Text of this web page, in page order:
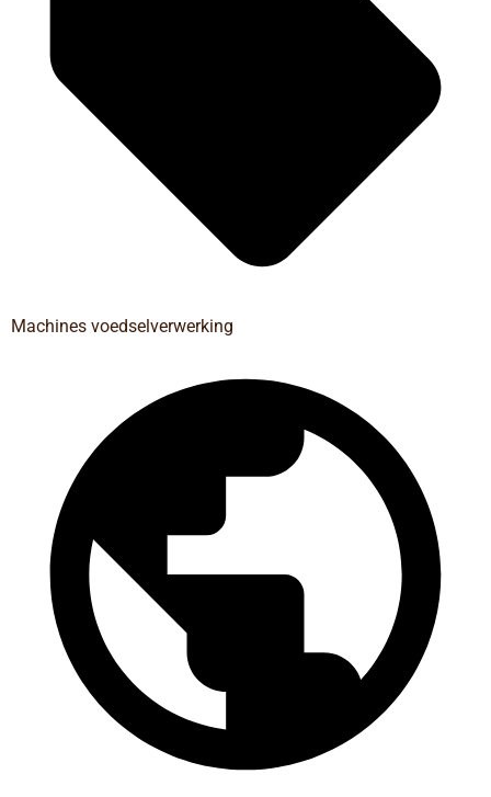
Machines voedselverwerking